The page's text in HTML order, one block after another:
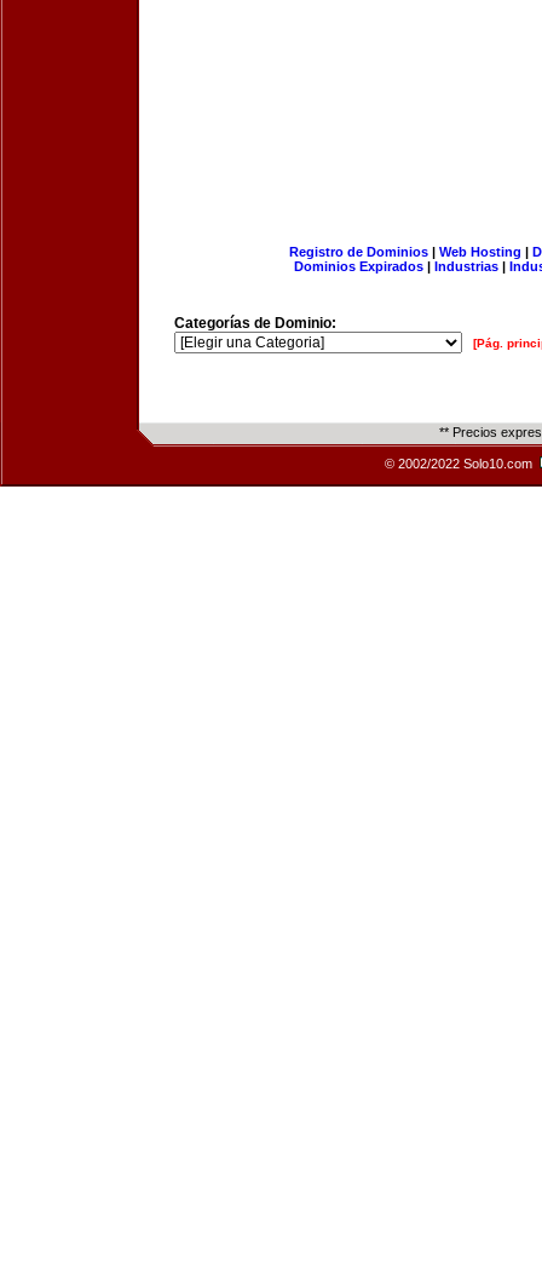
Registro de Dominios| Web Hosting |
Dominios Expirados | Industrias |
Categorías de Dominio:
[Pág.
** Precios
© 2002/2022 Solo10.com